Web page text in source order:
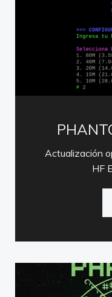
Actualización
HF